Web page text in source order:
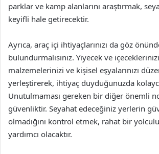
parklar ve kamp alanlarını araştırmak,
keyifli hale getirecektir.
Ayrıca, araç içi ihtiyaçlarınızı da göz
bulundurmalısınız. Yiyecek ve
malzemelerinizi ve kişisel eşyalarınızı
yerleştirerek, ihtiyaç duyduğunuzda
Unutulmaması gereken bir diğer önemli
güvenliktir. Seyahat edeceğiniz yerlerin
olmadığını kontrol etmek, rahat bir
yardımcı olacaktır.